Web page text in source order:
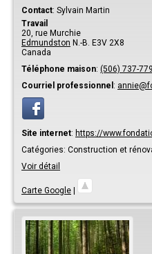
Contact: Sylvain Martin
Travail
20, rue Murchie
Edmundston N.-B. E3V 2X8
Canada
Téléphone maison: (506) 737-
Courriel professionnel :
Site internet: https://
Catégories: Construction et
Voir détail
Carte Google |